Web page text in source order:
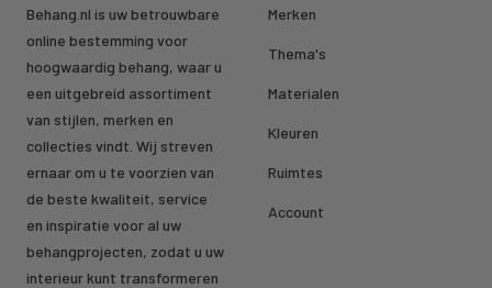
Behang.nl is uw betrouwbare
online bestemming voor
hoogwaardig behang, waar u
een uitgebreid assortiment
van stijlen, merken en
collecties vindt. Wij streven
ernaar om u te voorzien van
de beste kwaliteit, service
en inspiratie voor al uw
behangprojecten, zodat u uw
interieur kunt transformeren
Merken
Thema's
Materialen
Kleuren
Ruimtes
Account